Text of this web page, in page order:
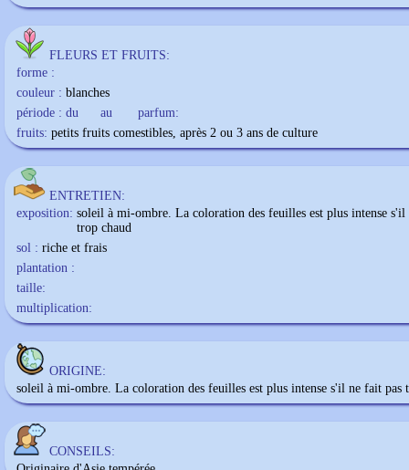
FLEURS ET FRUITS:
forme :
couleur : blanches
période : du
au
parfum:
fruits: petits fruits comestibles, après 2 ou 3 ans de culture
ENTRETIEN:
exposition: soleil à mi-ombre. La coloration des feuilles est plus intense s'il
trop chaud
sol : riche et frais
plantation :
taille:
multiplication:
ORIGINE:
soleil à mi-ombre. La coloration des feuilles est plus intense s'il ne fait pas
CONSEILS: